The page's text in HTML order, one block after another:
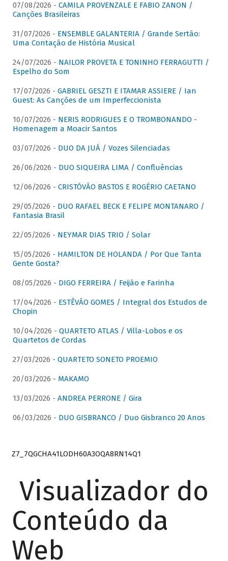
07/08/2026 - CAMILA PROVENZALE E FABIO ZANON /
Canções Brasileiras
31/07/2026 - ENSEMBLE GALANTERIA / Grande Sertão:
Uma Contação de História Musical
24/07/2026 - NAILOR PROVETA E TONINHO FERRAGUTTI /
Espelho do Som
17/07/2026 - GABRIEL GESZTI E ITAMAR ASSIERE / Ian
Guest: As Canções de um Imperfeccionista
10/07/2026 - NERIS RODRIGUES E O TROMBONANDO -
Homenagem a Moacir Santos
03/07/2026 - DUO DA JUÁ / Vozes Silenciadas
26/06/2026 - DUO SIQUEIRA LIMA / Confluências
12/06/2026 - CRISTÓVÃO BASTOS E ROGÉRIO CAETANO
29/05/2026 - DUO RAFAEL BECK E FELIPE MONTANARO /
Fantasia Brasil
22/05/2026 - NEYMAR DIAS TRIO / Solar
15/05/2026 - HAMILTON DE HOLANDA / Por Que Tanta
Gente Gosta?
08/05/2026 - DIGO FERREIRA / Feijão e Farinha
17/04/2026 - ESTÊVÃO GOMES / Integral dos Estudos de
Chopin
10/04/2026 - QUARTETO ATLAS / Villa-Lobos e os
Quartetos de Cordas
27/03/2026 - QUARTETO SONETO PROEMIO
20/03/2026 - MAKAMO
13/03/2026 - ANDREA PERRONE / Gira
06/03/2026 - DUO GISBRANCO / Duo Gisbranco 20 Anos
Z7_7QGCHA41LODH60A3OQA8RN14Q1
Visualizador do
Conteúdo da
Web